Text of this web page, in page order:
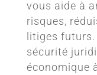
vous aide à
risques,
litiges
sécurité
économique